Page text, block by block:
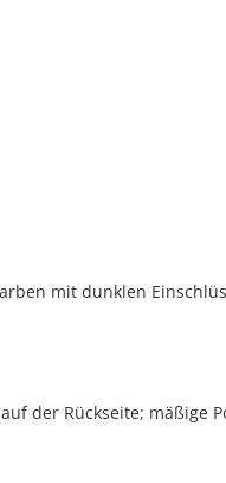
mit dunklen
der Rückseite; mäßige